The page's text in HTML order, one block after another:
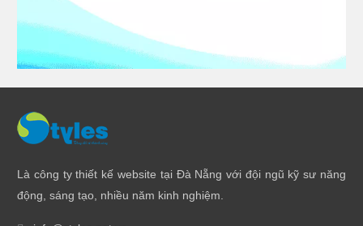
Là công ty thiết kế website tại Đà Nẵng với đội ngũ kỹ sư năng
động, sáng tạo, nhiều năm kinh nghiệm.